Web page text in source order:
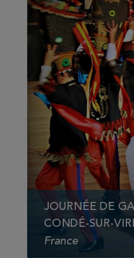
JOURNÉE DE
CONDÉ-SUR-
France